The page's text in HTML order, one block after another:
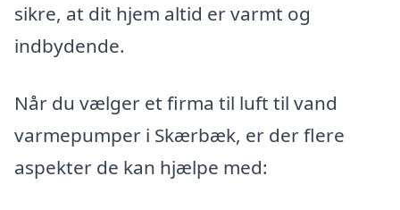
sikre, at dit hjem altid er varmt og
indbydende.
Når du vælger et firma til luft til vand
varmepumper i Skærbæk, er der flere
aspekter de kan hjælpe med: